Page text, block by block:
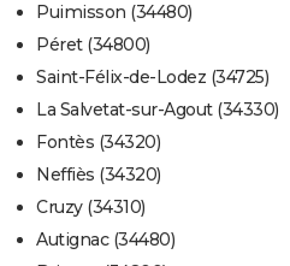
Puimisson (34480)
Péret (34800)
Saint-Félix-de-Lodez (34725)
La Salvetat-sur-Agout (34330)
Fontès (34320)
Neffiès (34320)
Cruzy (34310)
Autignac (34480)